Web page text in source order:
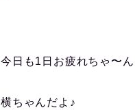
今日も1日お疲れちゃ〜ん
横ちゃんだよ♪